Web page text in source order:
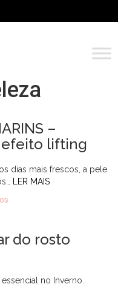
–
efeito lifting
dias mais frescos, a pele
LER MAIS
do rosto
no Inverno.